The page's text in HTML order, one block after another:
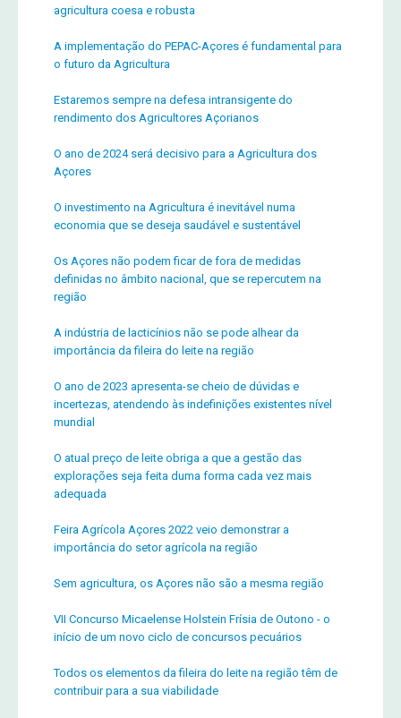
agricultura coesa e robusta
A implementação do PEPAC-Açores é fundamental para
o futuro da Agricultura
Estaremos sempre na defesa intransigente do
rendimento dos Agricultores Açorianos
O ano de 2024 será decisivo para a Agricultura dos
Açores
O investimento na Agricultura é inevitável numa
economia que se deseja saudável e sustentável
Os Açores não podem ficar de fora de medidas
definidas no âmbito nacional, que se repercutem na
região
A indústria de lacticínios não se pode alhear da
importância da fileira do leite na região
O ano de 2023 apresenta-se cheio de dúvidas e
incertezas, atendendo às indefinições existentes nível
mundial
O atual preço de leite obriga a que a gestão das
explorações seja feita duma forma cada vez mais
adequada
Feira Agrícola Açores 2022 veio demonstrar a
importância do setor agrícola na região
Sem agricultura, os Açores não são a mesma região
VII Concurso Micaelense Holstein Frísia de Outono - o
início de um novo ciclo de concursos pecuários
Todos os elementos da fileira do leite na região têm de
contribuir para a sua viabilidade